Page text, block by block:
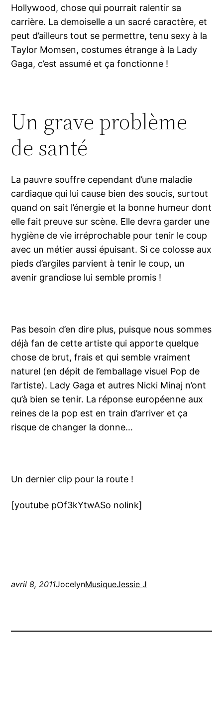
Hollywood, chose qui pourrait ralentir sa
carrière. La demoiselle a un sacré caractère, et
peut d’ailleurs tout se permettre, tenu sexy à la
Taylor Momsen, costumes étrange à la Lady
Gaga, c’est assumé et ça fonctionne !
Un grave problème
de santé
La pauvre souffre cependant d’une maladie
cardiaque qui lui cause bien des soucis, surtout
quand on sait l’énergie et la bonne humeur dont
elle fait preuve sur scène. Elle devra garder une
hygiène de vie irréprochable pour tenir le coup
avec un métier aussi épuisant. Si ce colosse aux
pieds d’argiles parvient à tenir le coup, un
avenir grandiose lui semble promis !
Pas besoin d’en dire plus, puisque nous sommes
déjà fan de cette artiste qui apporte quelque
chose de brut, frais et qui semble vraiment
naturel (en dépit de l’emballage visuel Pop de
l’artiste). Lady Gaga et autres Nicki Minaj n’ont
qu’à bien se tenir. La réponse européenne aux
reines de la pop est en train d’arriver et ça
risque de changer la donne…
Un dernier clip pour la route !
[youtube pOf3kYtwASo nolink]
avril 8, 2011JocelynMusiqueJessie J